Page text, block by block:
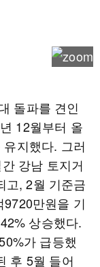
돌파를 견인
12월부터 올
지했다. 그러
강남 토지거
고, 2월 기준금
만원을 기
상승했다.
가 급등했
후 5월 들어